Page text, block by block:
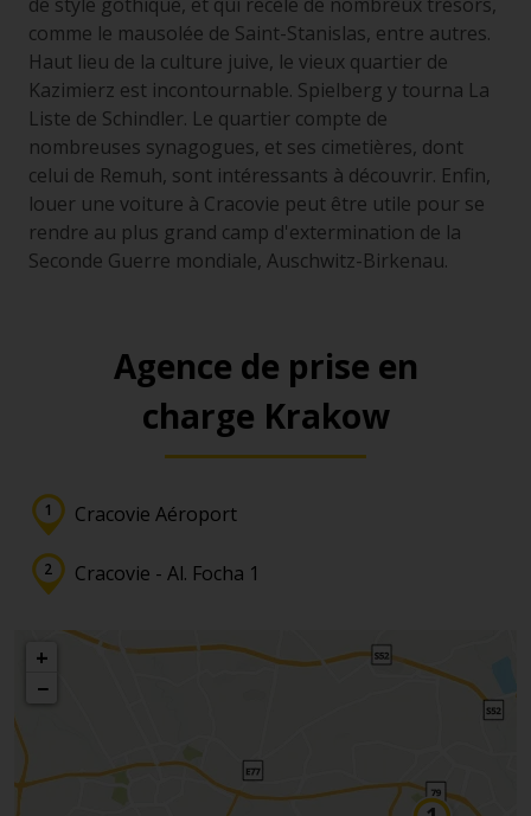
comme le mausolée de Saint-Stanislas, entre autres.
Haut lieu de la culture juive, le vieux quartier de
Kazimierz est incontournable. Spielberg y tourna La
Liste de Schindler. Le quartier compte de
nombreuses synagogues, et ses cimetières, dont
celui de Remuh, sont intéressants à découvrir. Enfin,
louer une voiture à Cracovie peut être utile pour se
rendre au plus grand camp d'extermination de la
Seconde Guerre mondiale, Auschwitz-Birkenau.
Agence de prise en
charge Krakow
Cracovie Aéroport
Cracovie - Al. Focha 1
+
−